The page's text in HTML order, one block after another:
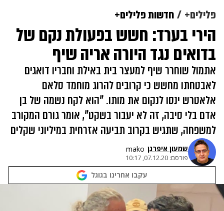
פלילים+ חדשות פלילים+
הירי בערד: חשש בפעולת נקם של
בדואים נגד היורה אריה שיף
אתמול שוחרר שיף למעצר בית באילת וחבריו דואגים
לאבטחתו מחשש כי קרובים להרוג מוחמד סלאם
אלאטרש ינסו לנקום את מותו. "הוא לקח נשמה של בן
אדם בלי סיבה, זה לא יעבור בשקט", אומר גורם המקורב
למשפחה, שתגיש בקרוב תביעה אזרחית במיליוני שקלים
שמעון איפרגן​ mako
פורסם: 07.12.20, 10:17
עקבו אחרינו בגוגל